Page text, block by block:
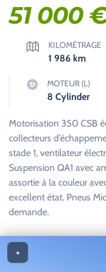
51 000
KILOMÉTRAGE
1 986 km
MOTEUR (L)
8 Cylinder
Motorisation 350 CSB
collecteurs
stade 1, ventilateur
Suspension QA1 avec
assortie à la couleur
excellent état. Pneus
demande.
+